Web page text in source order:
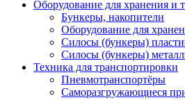
Оборудование для хранения и
Бункеры, накопители
Оборудование для
Силосы (бункеры)
Силосы (бункеры)
Техника для транспортировки
Пневмотранспортёры
Саморазгружающиеся